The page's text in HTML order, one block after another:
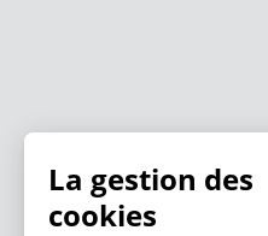
La gestion des
cookies